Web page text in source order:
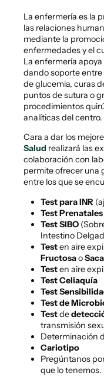
La enfermería es la
las relaciones
mediante la
enfermedades y el
La enfermería
dando soporte
de glucemia, curas
puntos de sutura o
procedimientos
analíticas del centro.
Cara a dar los
Salud realizará las
colaboración con
permite ofrecer una
entre los que se
Test para INR
Test Prenatales
Test SIBO
Intestino
Testen aire
Fructosao
Testen aire
Test Celiaquía
Test
Test de
Testde
transmisión
Determinación
Cariotipo
Pregúntanos
que lo tenemos.